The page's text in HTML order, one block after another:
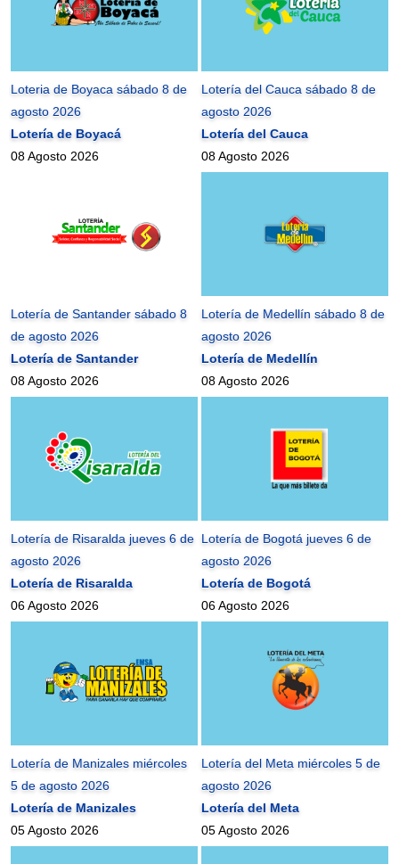
Loteria de Boyaca sábado 8 de
agosto 2026
Lotería de Boyacá
08 Agosto 2026
Lotería del Cauca sábado 8 de
agosto 2026
Lotería del Cauca
08 Agosto 2026
Lotería de Santander sábado 8
de agosto 2026
Lotería de Santander
08 Agosto 2026
Lotería de Medellín sábado 8 de
agosto 2026
Lotería de Medellín
08 Agosto 2026
Lotería de Risaralda jueves 6 de
agosto 2026
Lotería de Risaralda
06 Agosto 2026
Lotería de Bogotá jueves 6 de
agosto 2026
Lotería de Bogotá
06 Agosto 2026
Lotería de Manizales miércoles
5 de agosto 2026
Lotería de Manizales
05 Agosto 2026
Lotería del Meta miércoles 5 de
agosto 2026
Lotería del Meta
05 Agosto 2026